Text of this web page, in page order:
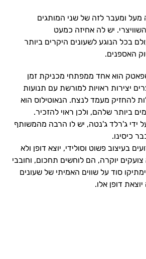
ומעבר לזה של שני המותגים
יש לה אחיזה כמעט
בכל הנוגע לשעונים היקרים ביותר
האספנים.
הוא אחד ממפתחי מכניקת זמן
יצירות ראויות למורשת עם תנועות
להחזיק מעמד לנצח. הנאוטילוס הוא
ביותר שלהם, ולכן ראוי להזכיר.
ידי ג'רלד ג'נטה, יש לו הרבה מהמשותף
בעיצוב פשוט וסולידי, יוצא דופן ולא
יוקרה, הם לוחשים תחכום, וחובבי
סוד על שווים האמיתי של שעונים
דופן אלו.